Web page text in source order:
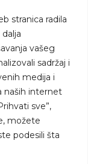
stranica radila
vašeg
sadržaj i
medija i
naših internet
sve”,
možete
podesili šta